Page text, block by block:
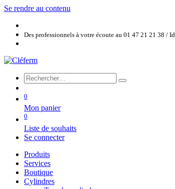
Se rendre au contenu
Des professionnels à votre écoute au 01 47 21 21 38 /
0
Mon panier
0
Liste de souhaits
Se connecter
Produits
Services
Boutique
Cylindres